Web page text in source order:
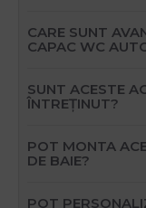
CARE SUNT
CAPAC WC
SUNT ACESTE
ÎNTREȚINUT?
POT MONTA
DE BAIE?
POT